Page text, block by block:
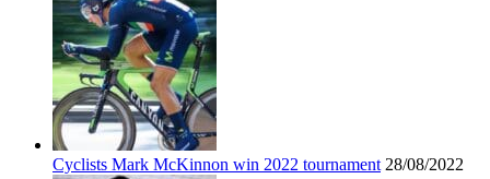
Cyclists Mark McKinnon win 2022 tournament 28/08/2022